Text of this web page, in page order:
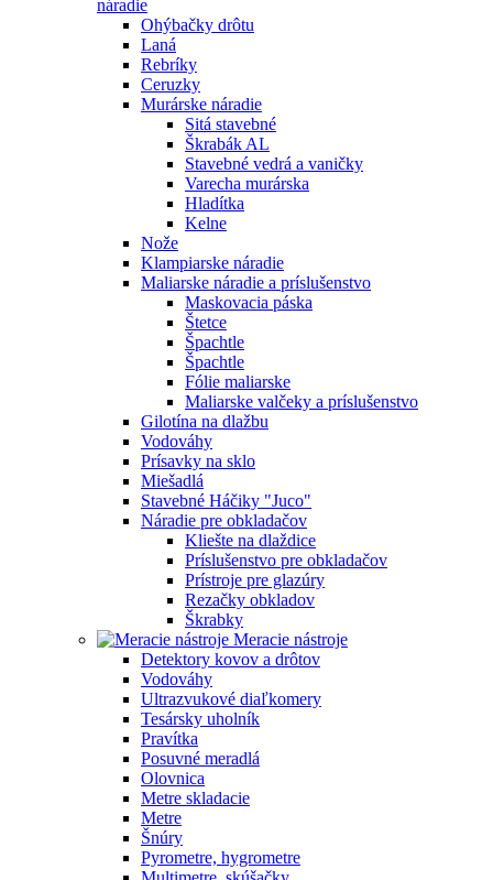
náradie
Ohýbačky drôtu
Laná
Rebríky
Ceruzky
Murárske náradie
Sitá stavebné
Škrabák AL
Stavebné vedrá a vaničky
Varecha murárska
Hladítka
Kelne
Nože
Klampiarske náradie
Maliarske náradie a príslušenstvo
Maskovacia páska
Štetce
Špachtle
Špachtle
Fólie maliarske
Maliarske valčeky a príslušenstvo
Gilotína na dlažbu
Vodováhy
Prísavky na sklo
Miešadlá
Stavebné Háčiky "Juco"
Náradie pre obkladačov
Kliešte na dlaždice
Príslušenstvo pre obkladačov
Prístroje pre glazúry
Rezačky obkladov
Škrabky
Meracie nástroje
Detektory kovov a drôtov
Vodováhy
Ultrazvukové diaľkomery
Tesársky uholník
Pravítka
Posuvné meradlá
Olovnica
Metre skladacie
Metre
Šnúry
Pyrometre, hygrometre